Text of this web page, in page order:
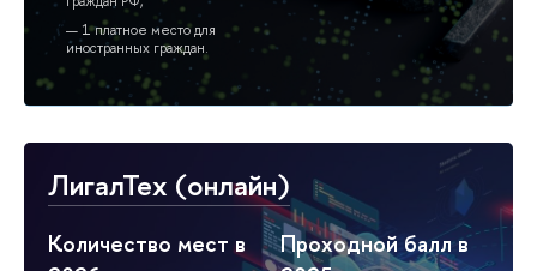
1 платное место для
иностранных граждан.
ЛигалТех (онлайн)
Количество мест в
Проходной балл в